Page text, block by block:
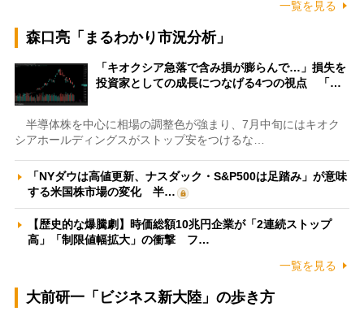
一覧を見る
森口亮「まるわかり市況分析」
「キオクシア急落で含み損が膨らんで…」損失を
投資家としての成長につなげる4つの視点 「…
半導体株を中心に相場の調整色が強まり、7月中旬にはキオク
シアホールディングスがストップ安をつけるな…
「NYダウは高値更新、ナスダック・S&P500は足踏み」が意味
する米国株市場の変化 半…
【歴史的な爆騰劇】時価総額10兆円企業が「2連続ストップ
高」「制限値幅拡大」の衝撃 フ…
一覧を見る
大前研一「ビジネス新大陸」の歩き方